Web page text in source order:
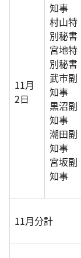
11月
2日
知事
村山特
別秘書
宮地特
別秘書
武市副
知事
黒沼副
知事
潮田副
知事
宮坂副
知事
11月分計